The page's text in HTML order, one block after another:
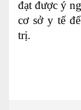
đạt được ý
cơ sở y tế
trị.